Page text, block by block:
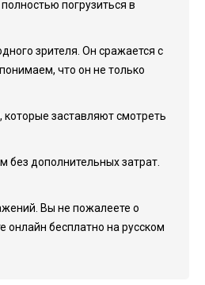
погрузиться в
зрителя. Он сражается с
что он не только
заставляют смотреть
без дополнительных затрат.
Вы не пожалеете о
бесплатно на русском